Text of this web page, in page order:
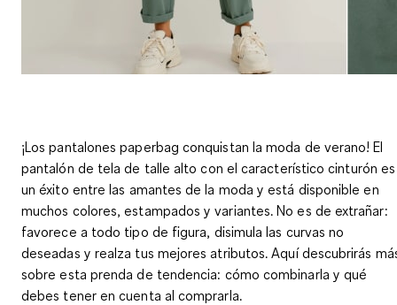
¡Los pantalones paperbag conquistan la moda de verano! El
pantalón de tela de talle alto con el característico cinturón es
un éxito entre las amantes de la moda y está disponible en
muchos colores, estampados y variantes. No es de extrañar:
favorece a todo tipo de figura, disimula las curvas no
deseadas y realza tus mejores atributos. Aquí descubrirás
sobre esta prenda de tendencia: cómo combinarla y qué
debes tener en cuenta al comprarla.